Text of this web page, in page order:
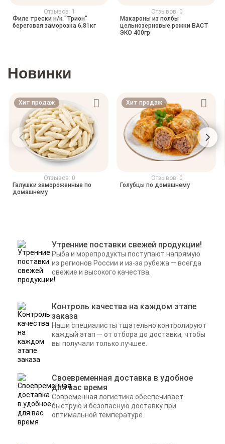
Отзывов: 1
Филе трески н/к "Трион"
береговая заморозка 6,81кг
Отзывов: 0
Макароны из полбы
цельнозерновые рожки ВАСТ
ЭКО 400гр
Новинки
Хит продаж
Отзывов: 0
Галушки замороженные по
домашнему
Хит продаж
Отзывов: 0
Голубцы по домашнему
Утренние поставки свежей продукции!
Рыба и морепродукты поступают напрямую
из регионов России и из-за рубежа — всегда
свежие и высокого качества.
Контроль качества на каждом этапе
заказа
Наши специалисты тщательно контролируют
каждый этап — от отбора до доставки, чтобы
вы получали только лучшее.
Своевременная доставка в удобное
для вас время
Современная логистика обеспечивает
быструю и безопасную доставку при
оптимальной температуре.